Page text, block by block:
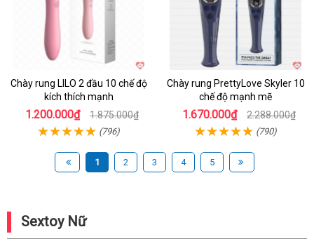
Chày rung LILO 2 đầu 10 chế độ
kích thích mạnh
1.200.000₫ 1.875.000₫
(796)
Chày rung PrettyLove Skyler 10
chế độ mạnh mẽ
1.670.000₫ 2.288.000₫
(790)
1 2 3 4 5
Sextoy Nữ